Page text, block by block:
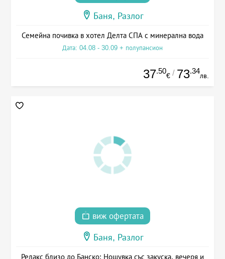
Баня, Разлог
Семейна почивка в хотел Делта СПА с минерална вода
Дата: 04.08 - 30.09 + полупансион
37.50
€ / 73.34
лв.
виж офертата
Баня, Разлог
Релакс близо до Банско: Нощувка със закуска, вечеря и